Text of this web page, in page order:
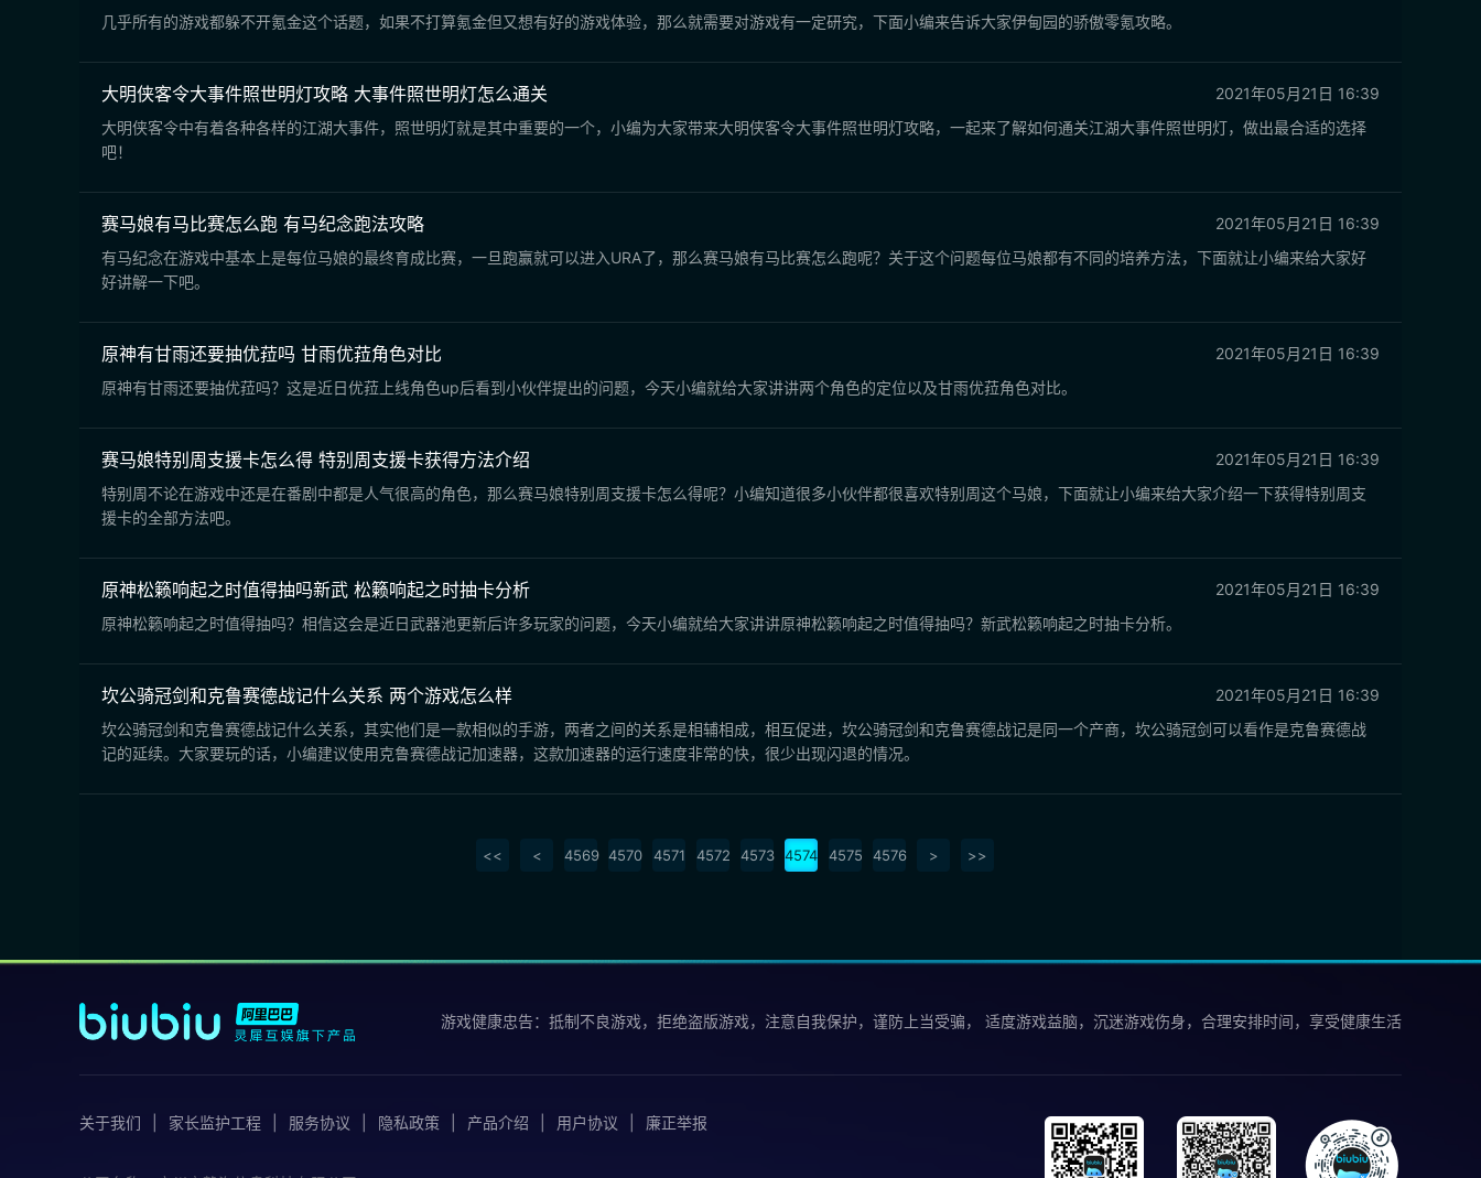
几乎所有的游戏都躲不开氪金这个话题，如果不打算氪金但又想有好的游戏体验，那么就需要对游戏有一定研究，下面小编来告诉大家伊甸园的骄傲零氪攻略。
大明侠客令大事件照世明灯攻略 大事件照世明灯怎么通关
2021年05月21日 16:39
大明侠客令中有着各种各样的江湖大事件，照世明灯就是其中重要的一个，小编为大家带来大明侠客令大事件照世明灯攻略，一起来了解如何通关江湖大事件照世明灯，做出最合适的选择
吧！
赛马娘有马比赛怎么跑 有马纪念跑法攻略
2021年05月21日 16:39
有马纪念在游戏中基本上是每位马娘的最终育成比赛，一旦跑赢就可以进入URA了，那么赛马娘有马比赛怎么跑呢？关于这个问题每位马娘都有不同的培养方法，下面就让小编来给大家好
好讲解一下吧。
原神有甘雨还要抽优菈吗 甘雨优菈角色对比
2021年05月21日 16:39
原神有甘雨还要抽优菈吗？这是近日优菈上线角色up后看到小伙伴提出的问题，今天小编就给大家讲讲两个角色的定位以及甘雨优菈角色对比。
赛马娘特别周支援卡怎么得 特别周支援卡获得方法介绍
2021年05月21日 16:39
特别周不论在游戏中还是在番剧中都是人气很高的角色，那么赛马娘特别周支援卡怎么得呢？小编知道很多小伙伴都很喜欢特别周这个马娘，下面就让小编来给大家介绍一下获得特别周支
援卡的全部方法吧。
原神松籁响起之时值得抽吗新武 松籁响起之时抽卡分析
2021年05月21日 16:39
原神松籁响起之时值得抽吗？相信这会是近日武器池更新后许多玩家的问题，今天小编就给大家讲讲原神松籁响起之时值得抽吗？新武松籁响起之时抽卡分析。
坎公骑冠剑和克鲁赛德战记什么关系 两个游戏怎么样
2021年05月21日 16:39
坎公骑冠剑和克鲁赛德战记什么关系，其实他们是一款相似的手游，两者之间的关系是相辅相成，相互促进，坎公骑冠剑和克鲁赛德战记是同一个产商，坎公骑冠剑可以看作是克鲁赛德战
记的延续。大家要玩的话，小编建议使用克鲁赛德战记加速器，这款加速器的运行速度非常的快，很少出现闪退的情况。
<< < 4569 4570 4571 4572 4573 4574 4575 4576 > >>
游戏健康忠告：抵制不良游戏，拒绝盗版游戏，注意自我保护，谨防上当受骗， 适度游戏益脑，沉迷游戏伤身，合理安排时间，享受健康生活
关于我们 家长监护工程 服务协议 隐私政策 产品介绍 用户协议 廉正举报